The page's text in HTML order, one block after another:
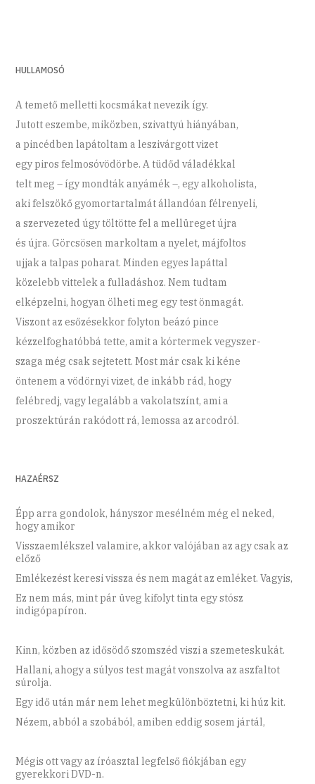
HULLAMOSÓ
A temető melletti kocsmákat nevezik így.
Jutott eszembe, miközben, szivattyú hiányában,
a pincédben lapátoltam a leszivárgott vizet
egy piros felmosóvödörbe. A tüdőd váladékkal
telt meg – így mondták anyámék –, egy alkoholista,
aki felszökő gyomortartalmát állandóan félrenyeli,
a szervezeted úgy töltötte fel a mellüreget újra
és újra. Görcsösen markoltam a nyelet, májfoltos
ujjak a talpas poharat. Minden egyes lapáttal
közelebb vittelek a fulladáshoz. Nem tudtam
elképzelni, hogyan ölheti meg egy test önmagát.
Viszont az esőzésekkor folyton beázó pince
kézzelfoghatóbbá tette, amit a kórtermek vegyszer-
szaga még csak sejtetett. Most már csak ki kéne
öntenem a vödörnyi vizet, de inkább rád, hogy
felébredj, vagy legalább a vakolatszínt, ami a
proszektúrán rakódott rá, lemossa az arcodról.
HAZAÉRSZ
Épp arra gondolok, hányszor mesélném még el neked,
hogy amikor
Visszaemlékszel valamire, akkor valójában az agy csak az
előző
Emlékezést keresi vissza és nem magát az emléket. Vagyis,
Ez nem más, mint pár üveg kifolyt tinta egy stósz
indigópapíron.
Kinn, közben az idősödő szomszéd viszi a szemeteskukát.
Hallani, ahogy a súlyos test magát vonszolva az aszfaltot
súrolja.
Egy idő után már nem lehet megkülönböztetni, ki húz kit.
Nézem, abból a szobából, amiben eddig sosem jártál,
Mégis ott vagy az íróasztal legfelső fiókjában egy
gyerekkori DVD-n.